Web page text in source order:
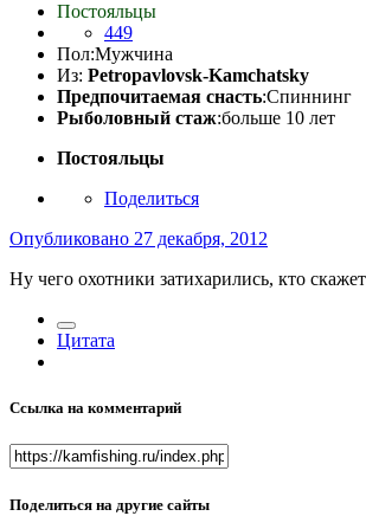
Постояльцы
449
Пол:Мужчина
Из: Petropavlovsk-Kamchatsky
Предпочитаемая снасть:Спиннинг
Рыболовный стаж:больше 10 лет
Постояльцы
Поделиться
Опубликовано 27 декабря, 2012
Ну чего охотники затихарились, кто скажет
Цитата
Ссылка на комментарий
Поделиться на другие сайты